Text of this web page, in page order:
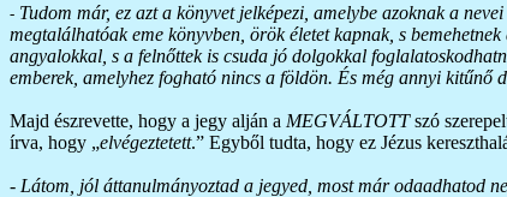
- Tudom már, ez azt a könyvet jelképezi, amelybe azoknak a
megtalálhatóak eme könyvben, örök életet kapnak, s
angyalokkal, s a felnőttek is csuda jó dolgokkal
emberek, amelyhez fogható nincs a földön. És még annyi kitűnő
Majd észrevette, hogy a jegy alján a MEGVÁLTOTTszó
írva, hogy „elvégeztetett.” Egyből tudta, hogy ez Jézus
- Látom, jól áttanulmányoztad a jegyed, most már odaadhatod